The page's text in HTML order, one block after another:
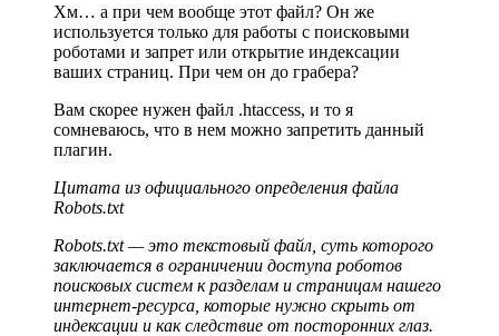
Хм… а при чем вообще этот файл? Он же
используется только для работы с поисковыми
роботами и запрет или открытие индексации
ваших страниц. При чем он до грабера?
Вам скорее нужен файл .htaccess, и то я
сомневаюсь, что в нем можно запретить данный
плагин.
Цитата из официального определения файла
Robots.txt
Robots.txt — это текстовый файл, суть которого
заключается в ограничении доступа роботов
поисковых систем к разделам и страницам нашего
интернет-ресурса, которые нужно скрыть от
индексации и как следствие от посторонних глаз.